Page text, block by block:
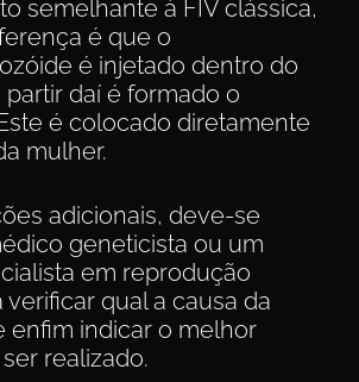
semelhante à FIV clássica,
é que o
é injetado dentro do
daí é formado o
é colocado diretamente
mulher.
adicionais, deve-se
geneticista ou um
em reprodução
verificar qual a causa da
enfim indicar o melhor
realizado.